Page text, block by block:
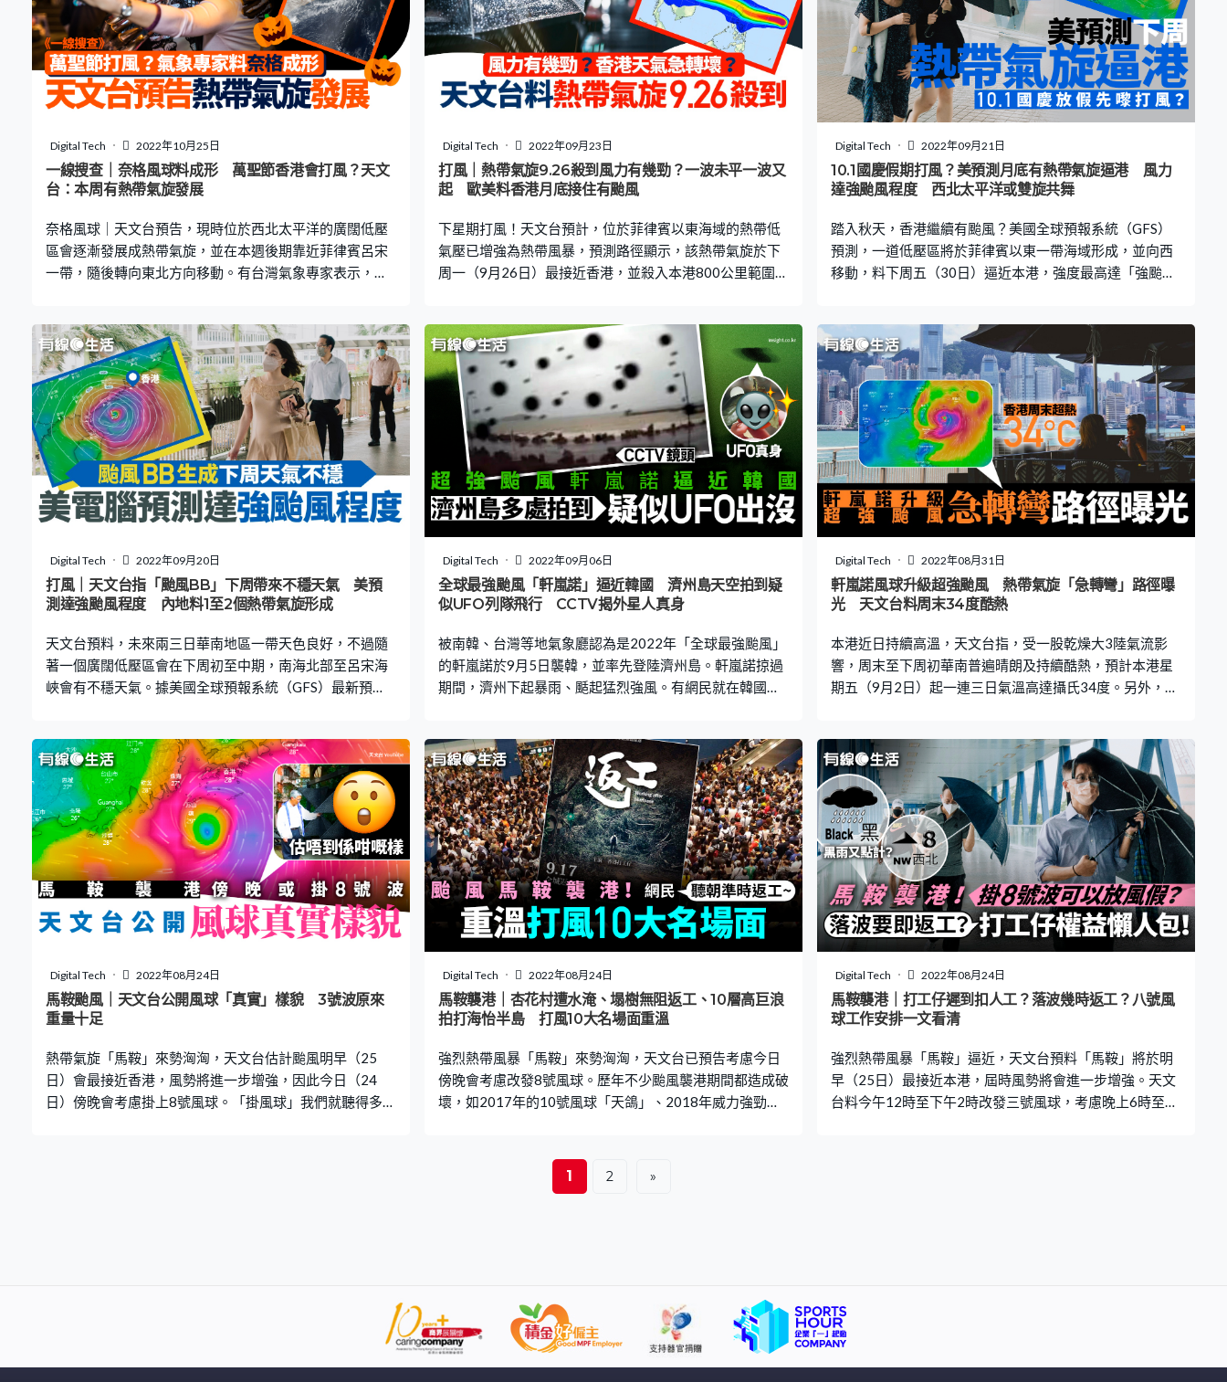
升降視乎風向、風速 當天文台掛上8號風球時，航班不一
定會延誤或取消，原來飛機能否起飛，與天文台發出的惡
劣天氣警報未必有直接關係，最重要是看跑道的風向和風
速！ 側風若形成 飛機出事風險增 根據天文台YouTube影
片指出，當飛機起飛時，需要借助逆風( Headwind ) 增加浮
向，因此，只要當風向與跑道角度平行，就有利於飛機起
飛。 但如果吹東南或西北風，風向可能會與跑道形成直
角，並打橫吹向跑道，就會形成側風 ( Crosswind )。強大
分病人患有長期病患及免疫力弱，居住地點遍布觀塘、黃
大仙、西貢、葵青、東區和油尖旺，而重災區則是深水埗
區，共有20宗個案，2022年累計6人死亡。 什麼是類鼻
疽？ 根據衛生署資料，類鼻疽是一種由類鼻疽伯克氏菌引
致的疾病，於東南亞（例如新加坡、泰國）和澳洲北部較
針對類鼻疽的預防疫苗，一般會使用抗生素治療，而一些
慢性感染則可能需要較長時間治理。 類鼻疽常見病徵 類鼻
疽可透過接觸患者的血液或體液傳播，常見病徵包括發
局部淋巴結腫大
指引）》及《僱員補償條例》，整合了一眾打工仔常見的
疑惑。 紅雨／黑雨／八號風球要上班？ 當黃色或紅色暴雨
警告信號生效期間，僱員應如常上班。如僱員遇到實際困
難未能上班，例如因道路阻塞、公共交通服務受影響、水
浸或山泥傾瀉，應盡快通知主管。 當黑色暴雨警告信號或
八號風球生效期間，除必要人員外，不應要求其他僱員上
班。而必要人員在安全的情況下，需按協定的安排返回工
作地點上班。而僱主則應以僱員安全為先，不應要求必要
人員即時前往工作地點。 可否提早收工？ 如果紅色或黑色
內工作的僱員應如常工作。而在戶外
Digital Tech 2022年10月25日
一線搜查｜奈格風球料成形 萬聖節香港會打風？天文
台：本周有熱帶氣旋發展
奈格風球｜天文台預告，現時位於西北太平洋的廣闊低壓
區會逐漸發展成熱帶氣旋，並在本週後期靠近菲律賓呂宋
一帶，隨後轉向東北方向移動。有台灣氣象專家表示，本
風影響，還看颱風走勢。 天文台預測，明日（10月26日）
初時風勢頗大，離岸及高地吹6級風，氣溫介乎22度至27
度，相對濕度介乎50%至75%；受一股東北季候風補充影
響，下週初至中期廣東沿岸北風增強，天氣非常乾燥。另
外，預料現時位於西北太平洋的廣闊低壓區會逐漸發展成
熱帶氣旋，並在本周後期靠近呂宋一帶，隨後轉向東北方
向移動，大致移向琉球群島。 台氣象專家：發展成颱風機
率高 內地中央氣象台指出，未來10天，西北太平洋將有1
至2個熱帶氣旋生成，或影響中國南海海域。台灣中央大學
有熱帶擾動，發展成颱風的機率高，本周三前可能發展出
「奈格」颱風，但路徑不確定性很大。吳德榮說，本周五
至下周一（28日至31日）迎風面水氣逐日增多，大台北、
的程度。 歐美電
Digital Tech 2022年09月23日
打風｜熱帶氣旋9.26殺到風力有幾勁？一波未平一波又
起 歐美料香港月底接住有颱風
下星期打風！天文台預計，位於菲律賓以東海域的熱帶低
氣壓已增強為熱帶風暴，預測路徑顯示，該熱帶氣旋於下
周一（9月26日）最接近香港，並殺入本港800公里範圍。
壓區會在下周中至後期為南海帶來不穩定天氣，發展存在
變數，歐、美天氣預測系統亦不約而同預測，月底再有熱
帶氣旋靠近本港。 天文台指，位於菲律賓以東海域的熱帶
氣旋，會在未來一兩日大致移向呂宋北部一帶，並有機會
在下周初至中期橫過南海中至北部，同時受東北季候風的
共同影響下，廣東沿岸風勢仍然頗大及有驟雨。 下周初有
幾陣狂風驟雨 按照目前的預測路徑，該熱帶氣旋將會在下
周一上午，會以「熱帶風暴」姿態殺入本港800公里範
圍，中心附近最高持續風速為每小時85公里，預料下周二
（9月27日）上午會增強為「強烈熱帶風暴」，趨向海南
一帶。天文台預計，本周末起本港風勢漸增強，至下周初
本港有狂風驟雨，市區氣溫介乎攝氏26度至30度，離岸間
中吹6級風，風力達3號波程度。 月底再有熱帶氣旋襲港？
中至後期為南海帶來不
Digital Tech 2022年09月21日
10.1國慶假期打風？美預測月底有熱帶氣旋逼港 風力
達強颱風程度 西北太平洋或雙旋共舞
踏入秋天，香港繼續有颱風？美國全球預報系統（GFS）
預測，一道低壓區將於菲律賓以東一帶海域形成，並向西
移動，料下周五（30日）逼近本港，強度最高達「強颱
1日國慶假期還有一段日子，會否打風仍是未知知數，但有
意進行外戶活動的朋友，記得緊貼留意風暴消息。 季候風
來襲 周末風大有驟雨 天文台指，一股清勁至強風程度的
東北季候風會在未來一兩日影響華南沿岸，該區天色普遍
良好。受季候風補充影響，周末期間沿岸地區風勢頗大。
此外，一個廣闊低壓區會在下周初至中期為南海北部至呂
宋海峽帶來不穩定天氣。 美料下周五逼港 達強颱程度 美
國全球預報系統（GFS）預測，一道低壓區將於本周五（9
月23日）於菲律賓以東形成，之後向西移動，至下周五逼
近香港，甚至進入本港400公里範圍，GFS料該低壓區海
平面中心最低氣壓為963hPa，達強颱風程度。 除了有熱
帶氣旋逼港，GFS還預計月底將有另一個熱帶氣旋，在日
本那霸市以東一帶海域，屆時西北太平洋或上演「雙旋共
表示，未來1
Digital Tech 2022年09月20日
打風｜天文台指「颱風BB」下周帶來不穩天氣 美預
測達強颱風程度 內地料1至2個熱帶氣旋形成
天文台預料，未來兩三日華南地區一帶天色良好，不過隨
著一個廣闊低壓區會在下周初至中期，南海北部至呂宋海
峽會有不穩天氣。據美國全球預報系統（GFS）最新預
度最高達強颱風程度。 周末風大有驟雨 天文台指，一股清
勁至強風程度的東北季候風，會在未來兩三日影響華南沿
岸，該區天色普遍良好，預料明日部分時間有陽光，風勢
頗大及乾燥。受季候風補充影響，本港周末期間沿岸地區
風勢頗大及有幾陣驟雨。 低壓區是所有颱風都會必經的最
初階段，可以說是「颱風BB」，但最終能否出世或成長，
則要視乎眾多因素。天文台指，一個廣闊低壓區會在下週
初至中期，為南海北部至呂宋海峽帶來不穩定天氣。 美料
低壓區西移 料陽江市一帶登陸 據美國全球預報系統
律賓以東形成，之後向西移動，至下周四在香港以西的陽
江市一帶登陸，GFS料該低壓區海平面中心最低氣壓為
955 hPa，達強颱風程度。歐洲中期天氣預報中心
域集結。 內地中央氣象台表示，未來1
Digital Tech 2022年09月06日
全球最強颱風「軒嵐諾」逼近韓國 濟州島天空拍到疑
似UFO列隊飛行 CCTV揭外星人真身
被南韓、台灣等地氣象廳認為是2022年「全球最強颱風」
的軒嵐諾於9月5日襲韓，並率先登陸濟州島。軒嵐諾掠過
期間，濟州下起暴雨、颳起猛烈強風。有網民就在韓國論
個鏡頭竟然都拍到UFO（不明飛行物體）疑似出沒，引起
網民熱議！到底真的是颱風把外星人也吹來了嗎？一起來
看看。 「最強颱風」軒嵐諾捲起4層高巨浪 「最強颱風」
軒嵐諾最先登陸濟州島之後到釜山。濟州在9月5日早上6
時已宣布進入最高級別戒備狀態。在軒嵐諾掠過期間，可
以看到環海的濟州島捲起4層高巨浪。有CCTV拍到一名男
子在晚上跑到海邊，直播軒嵐諾掀起的大浪，結果下一秒
一個高浪把他整個人掀起後，更把他吞噬，險象環生。除
了強風巨浪，軒嵐諾把「外星人」也吹來了。 UFO出沒注
意？ 隨着颱風直接進入，濟州島不僅下起暴雨，還颳起了
猛烈的強風。軒嵐諾捲襲濟州期間，有網民在韓國論壇上
傳了一則名為「實時濟州CCTV」的帖文，內容引起熱
議。帖文看到一些CCTV正捕捉颱風下的濟州。而當中幾
吸引了人們的視
Digital Tech 2022年08月31日
軒嵐諾風球升級超強颱風 熱帶氣旋「急轉彎」路徑曝
光 天文台料周末34度酷熱
本港近日持續高溫，天文台指，受一股乾燥大3陸氣流影
響，周末至下周初華南普遍晴朗及持續酷熱，預計本港星
期五（9月2日）起一連三日氣溫高達攝氏34度。另外，位
彎」路徑向北移動。 天文台預計，本港未來一兩日短暫時
間有陽光、有幾陣驟雨及雷暴。星期五起一連三日氣溫高
達34度，天氣持續酷熱。至下周中期，一股偏東氣流為廣
東沿岸帶來驟雨，氣溫會稍稍下降。 至於熱帶氣旋軒嵐
諾，已增強為超強颱風，今日在上午10時集結在沖繩島以
東約230公里，預料向西南偏西移動，時速約22公里，移
向琉球群島一帶。天文台的路徑顯示，軒嵐諾星期五移動
到台灣以東海域後，會呈「急轉彎」狀態向北移動，料影
響本港機會甚微。 超強颱風風力達17級 內地中央氣象台預
報圖顯示，軒嵐諾的中心今日上午8時，位於日本沖繩那霸
市偏東約265公里的西北太平洋海面上，其中心附近最大
風力達17級，即風力達每小時約216至252公里，威力絕
對不容忽視。 （全文完）
Digital Tech 2022年08月24日
馬鞍颱風｜天文台公開風球「真實」樣貌 3號波原來
重量十足
熱帶氣旋「馬鞍」來勢洶洶，天文台估計颱風明早（25
日）會最接近香港，風勢將進一步增強，因此今日（24
日）傍晚會考慮掛上8號風球。「掛風球」我們就聽得多，
實它。天文台前高級學術主任謝偉明指，起初9號風球是用
鐵造，所以較重，後來為了輕便和安全，就改用帆布去製
Digital Tech 2022年08月24日
馬鞍襲港｜杏花村遭水淹、塌樹無阻返工、10層高巨浪
拍打海怡半島 打風10大名場面重溫
強烈熱帶風暴「馬鞍」來勢洶洶，天文台已預告考慮今日
傍晚會考慮改發8號風球。歷年不少颱風襲港期間都造成破
壞，如2017年的10號風球「天鴿」、2018年威力強勁的
照片進行二次創作、又稱讚香港人再混亂仍守秩序，非常
團結，一齊重溫香港打風10大名場面！ 打風10大名場面
成的水浸，令停車場幾乎淹沒，近40輛車浸壞，車主損失
慘重。 【3】大廈逾百道玻璃窗遭吹爛 颱風「山竹」吹襲
下，紅磡海濱廣場二期逾百道玻璃窗遭吹爛，被吹爛的玻
璃事後用木板圍封。 【4】大量垃圾被沖上岸 「山竹」造
Digital Tech 2022年08月24日
馬鞍襲港｜打工仔遲到扣人工？落波幾時返工？八號風
球工作安排一文看清
強烈熱帶風暴「馬鞍」逼近，天文台預料「馬鞍」將於明
早（25日）最接近本港，屆時風勢將會進一步增強。天文
台料今午12時至下午2時改發三號風球，考慮晚上6時至9
未能上班，例如因道路阻塞、公共交通服務受影響、水浸
或山泥傾瀉，應盡快通知主管。 當黑色暴雨警告信號或八
號風球生效期間，除必要人員外，不應要求其他僱員上
1 2 »